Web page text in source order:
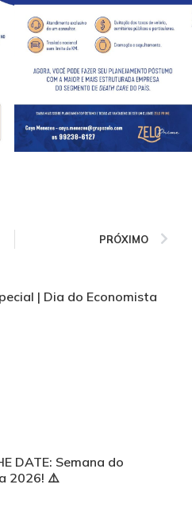
PRÓXIMO
| Dia do Economista
DATE: Semana do
2026! ⚠️